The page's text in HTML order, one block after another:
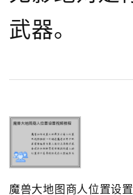
武器。
魔兽大地图商人位置设